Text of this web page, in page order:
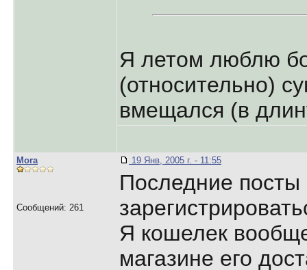
Я летом люблю
(относительно)
вмещался (в
Mora
Сообщений: 261
19 Янв, 2005 г. - 11:55
Последние
Я кошелек
магазине его